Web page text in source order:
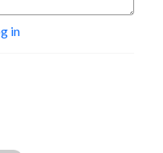
in